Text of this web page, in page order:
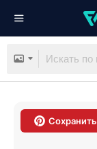
Сохранить